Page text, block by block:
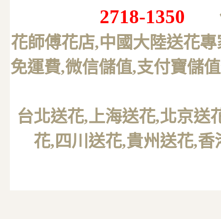
2718-1350
花師傅花店,中國大陸送花
免運費,微信儲值,支付寶儲
台北送花,上海送花,北京送
花,四川送花,貴州送花,